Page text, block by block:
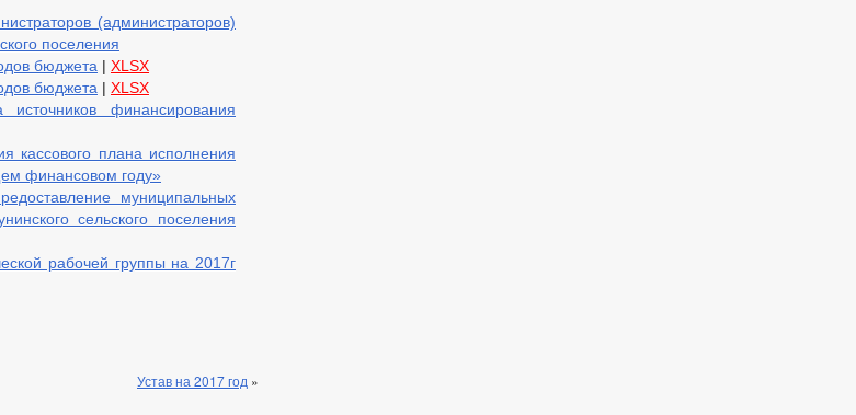
(администраторов)
поселения
бюджета | XLSX
бюджета | XLSX
финансирования
кассового плана исполнения
финансовом году»
муниципальных
сельского поселения
рабочей группы на 2017г
Устав на 2017 год »